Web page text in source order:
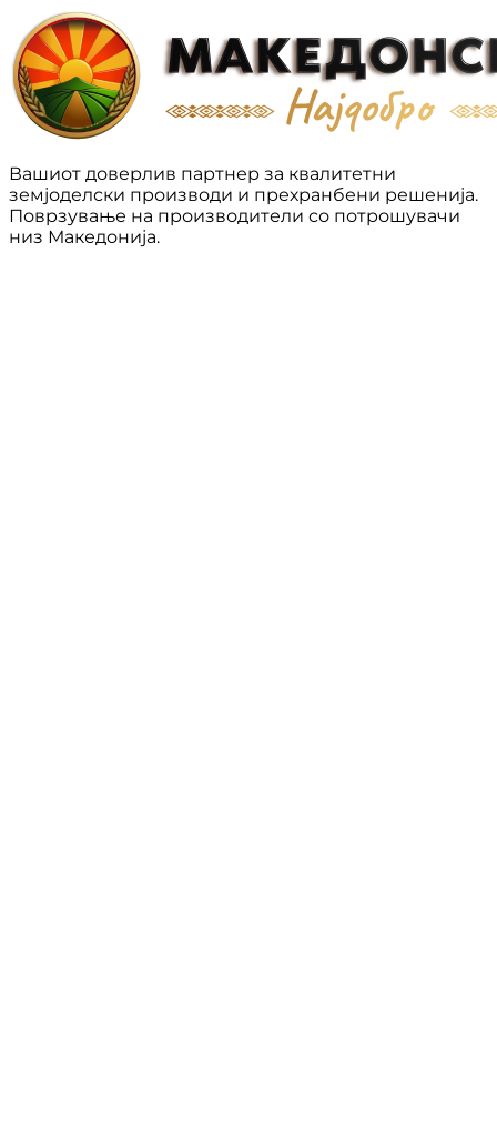
Вашиот доверлив партнер за квалитетни
земјоделски производи и прехранбени решенија.
Поврзување на производители со потрошувачи
низ Македонија.